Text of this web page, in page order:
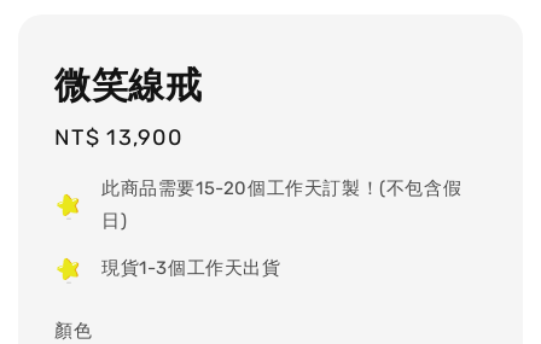
微笑線戒
Regular
NT$ 13,900
此商品需要15-20個工作天訂製！(不包含假
日)
現貨1-3個工作天出貨
顏色